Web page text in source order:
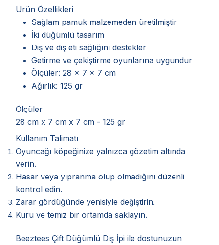
Ürün Özellikleri
Sağlam pamuk malzemeden üretilmiştir
İki düğümlü tasarım
Diş ve diş eti sağlığını destekler
Getirme ve çekiştirme oyunlarına uygundur
Ölçüler: 28 x 7 x 7 cm
Ağırlık: 125 gr
Ölçüler
28 cm x 7 cm x 7 cm - 125 gr
Kullanım Talimatı
Oyuncağı köpeğinize yalnızca gözetim altında
verin.
Hasar veya yıpranma olup olmadığını düzenli
kontrol edin.
Zarar gördüğünde yenisiyle değiştirin.
Kuru ve temiz bir ortamda saklayın.
Beeztees Çift Düğümlü Diş İpi ile dostunuzun